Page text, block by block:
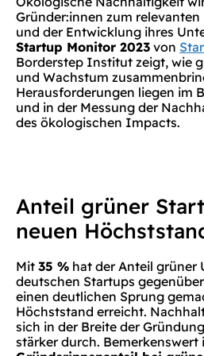
Gründer:innen zum
und der Entwicklung ihres
Startup Monitor 2023 von
Borderstep Institut zeigt, wie
und Wachstum
Herausforderungen liegen im
und in der Messung der
des ökologischen Impacts.
Anteil grüner
neuen
Mit 35 % hat der Anteil grüner
deutschen Startups
einen deutlichen Sprung
Höchststand erreicht.
sich in der Breite der
stärker durch. Bemerkenswert